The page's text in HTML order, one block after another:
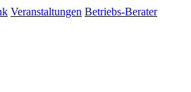
Veranstaltungen Betriebs-Berater